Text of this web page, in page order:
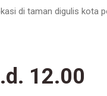
di taman digulis kota
12.00